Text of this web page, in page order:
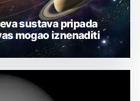
sustava pripada
mogao iznenaditi